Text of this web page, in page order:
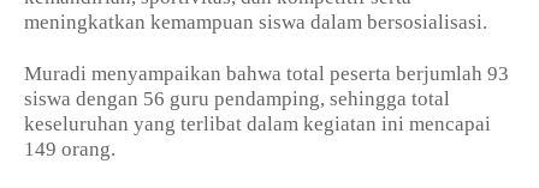
meningkatkan kemampuan siswa dalam bersosialisasi.
Muradi menyampaikan bahwa total peserta berjumlah 93
siswa dengan 56 guru pendamping, sehingga total
keseluruhan yang terlibat dalam kegiatan ini mencapai
149 orang.